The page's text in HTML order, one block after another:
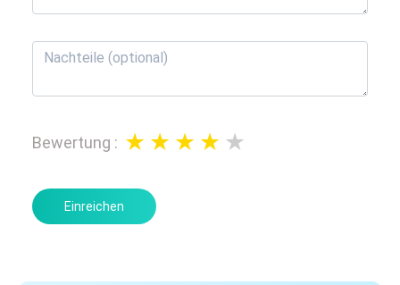
Bewertung :
Einreichen